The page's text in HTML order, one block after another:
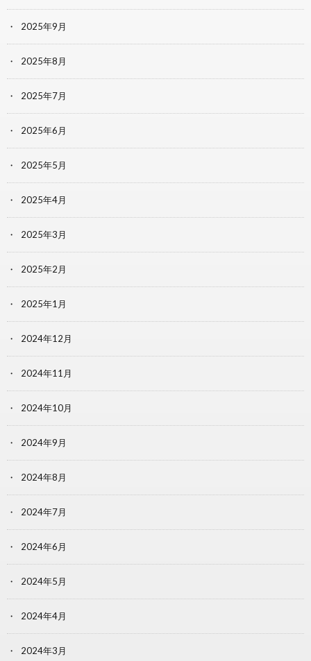
2025年9月
2025年8月
2025年7月
2025年6月
2025年5月
2025年4月
2025年3月
2025年2月
2025年1月
2024年12月
2024年11月
2024年10月
2024年9月
2024年8月
2024年7月
2024年6月
2024年5月
2024年4月
2024年3月